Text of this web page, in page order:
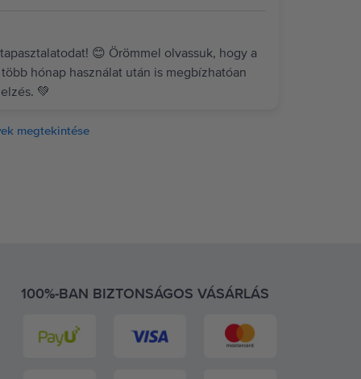
😊 Örömmel olvassuk, hogy a
hónap használat után is megbízhatóan
💚
megtekintése
100%-BAN BIZTONSÁGOS VÁSÁRLÁS